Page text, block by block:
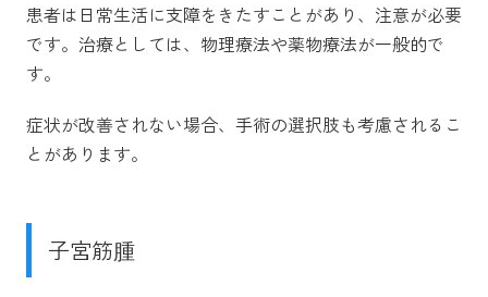
患者は日常生活に支障をきたすことがあり、注意が必要
です。治療としては、物理療法や薬物療法が一般的で
す。
症状が改善されない場合、手術の選択肢も考慮されるこ
とがあります。
子宮筋腫